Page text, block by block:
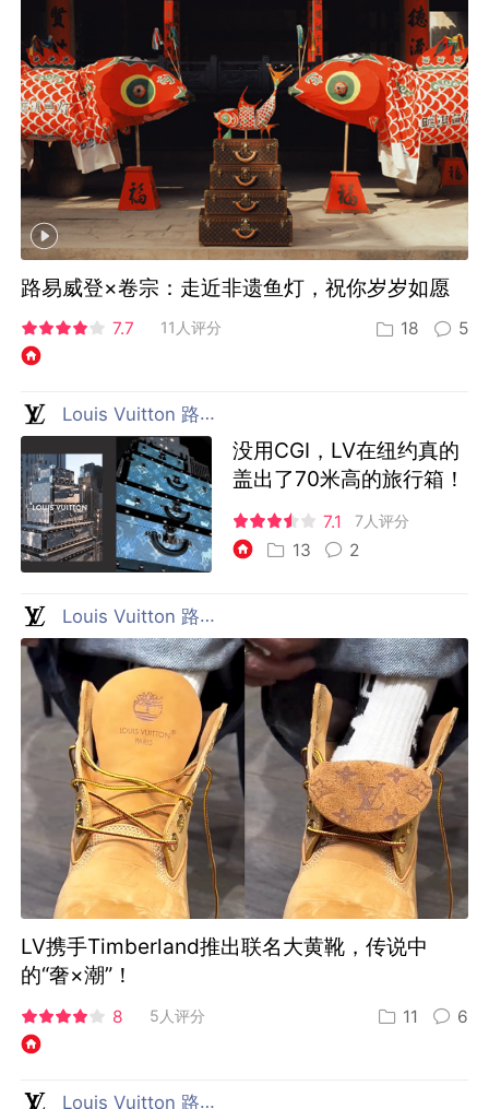
路易威登×卷宗：走近非遗鱼灯，祝你岁岁如愿
7.7 11人评分 18 5
Louis Vuitton 路易威登
没用CGI，LV在纽约真的
盖出了70米高的旅行箱！
7.1 7人评分
13 2
Louis Vuitton 路易威登
LV携手Timberland推出联名大黄靴，传说中
的“奢×潮”！
8 5人评分 11 6
Louis Vuitton 路易威登